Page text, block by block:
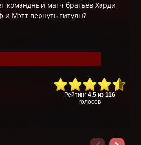
командный матч братьев Харди
Мэтт вернуть титулы?
Рейтинг 4.5 из 116
голосов